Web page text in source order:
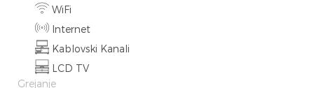
WiFi
Internet
Kablovski Kanali
LCD TV
Grejanje